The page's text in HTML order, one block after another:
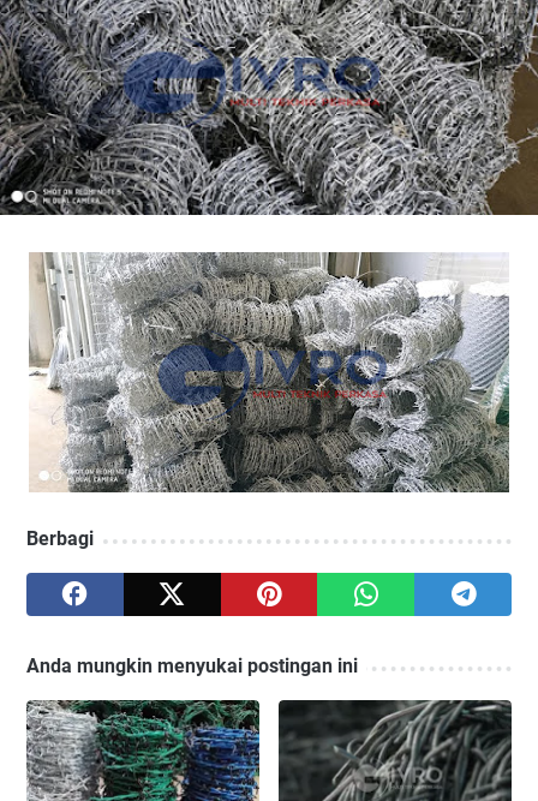
Berbagi
Anda mungkin menyukai postingan ini